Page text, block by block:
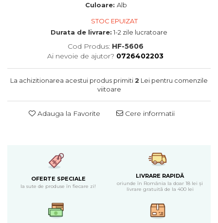
Lenjerii Pufoase Fluffy/ Rabbit
Bumbac Neted Nesatinat
Bumbac 100% Poplin Hobby
Lenjerii Satin Premium
Lenjerii Creponate
Set Lenjerie + Draperii Pat Dublu
Huse De Pat Tricotate 180x200cm
Huse Impermeabile 160x200cm
Culoare: Alb
STOC EPUIZAT
Durata de livrare: 1-2 zile lucratoare
Cod Produs: HF-5606
Ai nevoie de ajutor? 0726402203
La achizitionarea acestui produs primiti2 Lei pentru comenzile
viitoare
Adauga la Favorite Cere informatii
OFERTE SPECIALE
la sute de produse în fiecare zi!
LIVRARE RAPIDĂ
oriunde în România la doar 18 lei și
livrare gratuită de la 400 lei